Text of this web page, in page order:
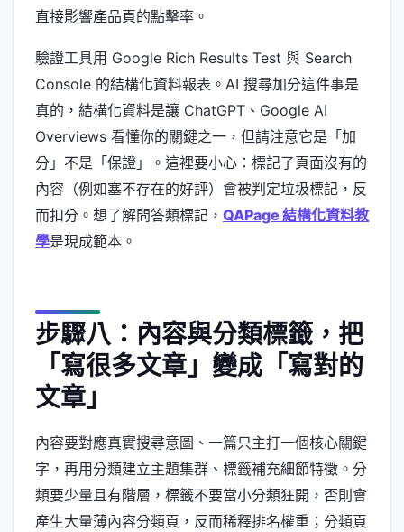
直接影響產品頁的點擊率。
驗證工具用 Google Rich Results Test 與 Search
Console 的結構化資料報表。AI 搜尋加分這件事是
真的，結構化資料是讓 ChatGPT、Google AI
Overviews 看懂你的關鍵之一，但請注意它是「加
分」不是「保證」。這裡要小心：標記了頁面沒有的
內容（例如塞不存在的好評）會被判定垃圾標記，反
而扣分。想了解問答類標記， QAPage 結構化資料教
學是現成範本。
步驟八：內容與分類標籤，把
「寫很多文章」變成「寫對的
文章」
內容要對應真實搜尋意圖、一篇只主打一個核心關鍵
字，再用分類建立主題集群、標籤補充細節特徵。分
類要少量且有階層，標籤不要當小分類狂開，否則會
產生大量薄內容分類頁，反而稀釋排名權重；分類頁